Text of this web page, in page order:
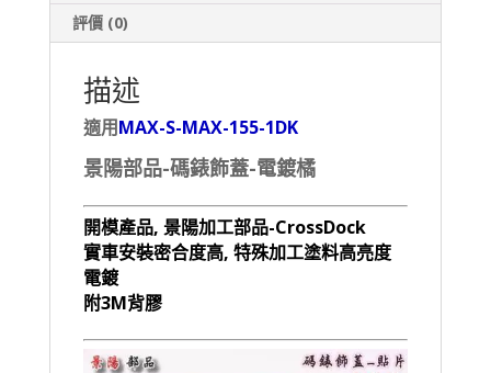
評價 (0)
描述
適用MAX-S-MAX-155-1DK
景陽部品-碼錶飾蓋-電鍍橘
開模產品, 景陽加工部品-CrossDock
實車安裝密合度高, 特殊加工塗料高亮度
電鍍
附3M背膠